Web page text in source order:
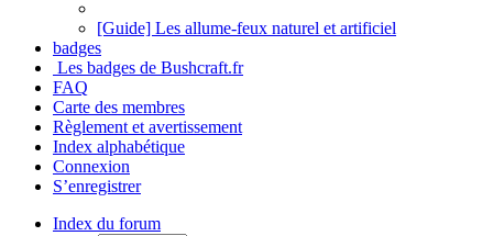
[Guide] Les allume-feux naturel et artificiel
badges
Les badges de Bushcraft.fr
FAQ
Carte des membres
Règlement et avertissement
Index alphabétique
Connexion
S’enregistrer
Index du forum